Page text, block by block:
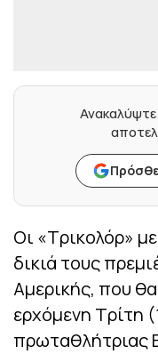
Οι «Τρικολόρ»
δικιά τους
Αμερικής, που
ερχόμενη Τρίτη
πρωταθλήτριας